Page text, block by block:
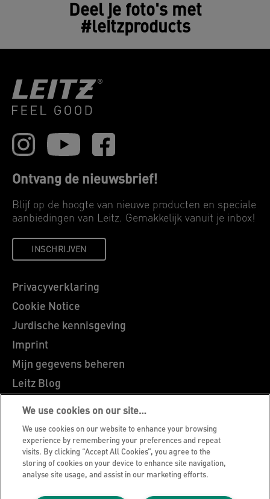
Deel je foto's met
#leitzproducts
Ontvang de nieuwsbrief!
Blijf op de hoogte van nieuwe producten en speciale
aanbiedingen van Leitz. Gemakkelijk vanuit je inbox!
INSCHRIJVEN
Privacyverklaring
Cookie Notice
Jurdische kennisgeving
Imprint
Mijn gegevens beheren
Leitz Blog
Vacatures
Leitz EasyPrint
Klantenservice
Richtlijnen bij recycling van verpakkingen
Garantievoorwaarden
We use cookies on our site…
We use cookies on our website to enhance your browsing
experience by remembering your preferences and repeat
visits. By clicking “Accept All Cookies”, you agree to the
storing of cookies on your device to enhance site navigation,
analyse site usage, and assist in our marketing efforts.